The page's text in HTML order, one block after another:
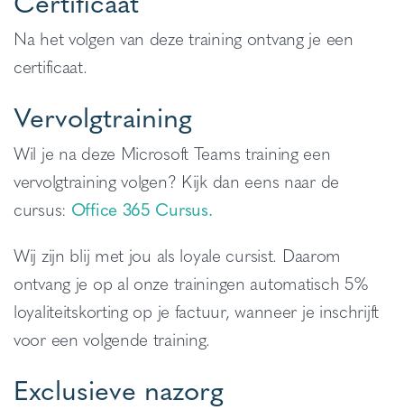
Na het volgen van deze training ontvang je een
certificaat.
Vervolgtraining
Wil je na deze Microsoft Teams training een
vervolgtraining volgen? Kijk dan eens naar de
cursus: Office 365 Cursus.
Wij zijn blij met jou als loyale cursist. Daarom
ontvang je op al onze trainingen automatisch 5%
loyaliteitskorting op je factuur, wanneer je inschrijft
voor een volgende training.
Exclusieve nazorg